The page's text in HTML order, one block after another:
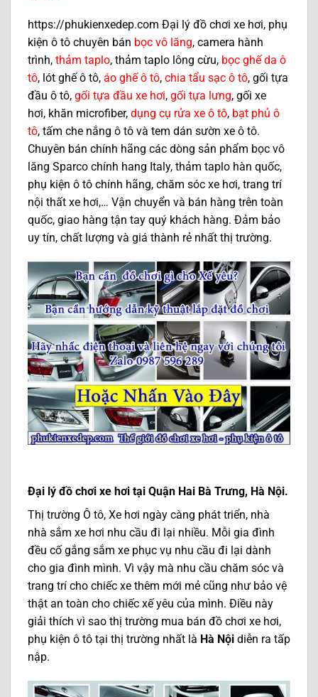
https://phukienxedep.com Đại lý đồ chơi xe hơi, phụ
kiện ô tô chuyên bán bọc vô lăng, camera hành
trình, thảm taplo, thảm taplo lông cừu, bọc ghế da ô
tô, lót ghế ô tô, áo ghế ô tô, chia tẩu sạc ô tô, gối tựa
đầu ô tô, gối tựa đầu xe hơi, gối tựa lưng, gối xe
hơi, khăn microfiber, dụng cụ rửa xe ô tô, bạt phủ ô
tô, tấm che nắng ô tô và tem dán sườn xe ô tô.
Chuyên bán chính hãng các dòng sản phẩm bọc vô
lăng Sparco chính hang Italy, thảm taplo hàn quốc,
phụ kiện ô tô chính hãng, chăm sóc xe hơi, trang trí
nội thất xe hơi,… Vận chuyển và bán hàng trên toàn
quốc, giao hàng tận tay quý khách hàng. Đảm bảo
uy tín, chất lượng và giá thành rẻ nhất thị trường.
Đại lý đồ chơi xe hơi tại Quận Hai Bà Trưng, Hà Nội.
Thị trường Ô tô, Xe hơi ngày càng phát triển, nhà
nhà sắm xe hơi nhu cầu đi lại nhiều. Mỗi gia đình
đều cố gắng sắm xe phục vụ nhu cầu đi lại dành
cho gia đình mình. Vì vậy mà nhu cầu chăm sóc và
trang trí cho chiếc xe thêm mới mẻ cũng như bảo vệ
thật an toàn cho chiếc xế yêu của mình. Điều này
giải thích vì sao thị trường mua bán đồ chơi xe hơi,
phụ kiện ô tô tại thị trường nhất là Hà Nội diễn ra tấp
nập.